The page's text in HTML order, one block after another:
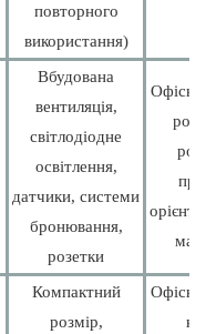
повторного
використання)
Вбудована
вентиляція,
світлодіодне
освітлення,
датчики, системи
бронювання,
розетки
Офісні
Компактний
розмір,
Офісні